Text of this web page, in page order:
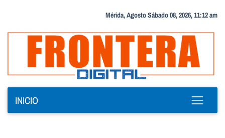
Mérida, Agosto Sábado 08, 2026, 11:12 am
INICIO